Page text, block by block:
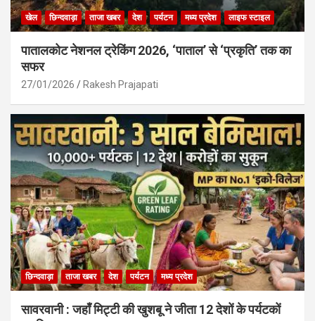
खेल छिन्दवाड़ा ताजा खबर देश पर्यटन मध्य प्रदेश लाइफ स्टाइल
पातालकोट नेशनल ट्रेकिंग 2026, ‘पाताल’ से ‘प्रकृति’ तक का
सफर
27/01/2026 Rakesh Prajapati
छिन्दवाड़ा ताजा खबर देश पर्यटन मध्य प्रदेश
सावरवानी : जहाँ मिट्टी की खुशबू ने जीता 12 देशों के पर्यटकों